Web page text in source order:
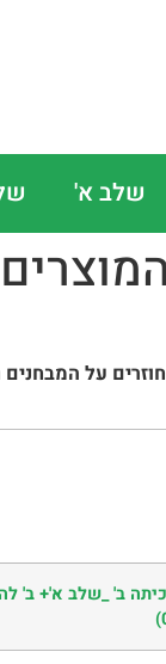
שלב א'
על
ב' _שלב א'+ ב'